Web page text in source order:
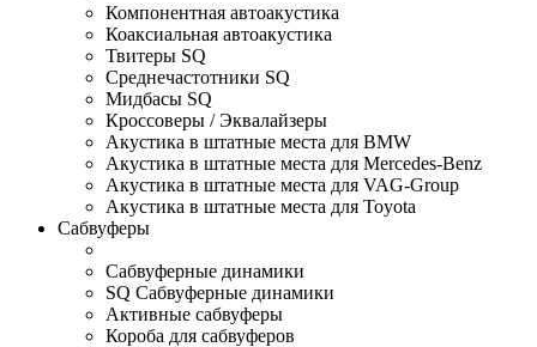
Компонентная автоакустика
Коаксиальная автоакустика
Твитеры SQ
Среднечастотники SQ
Мидбасы SQ
Кроссоверы / Эквалайзеры
Акустика в штатные места для BMW
Акустика в штатные места для Mercedes-Benz
Акустика в штатные места для VAG-Group
Акустика в штатные места для Toyota
Сабвуферы
Сабвуферные динамики
SQ Сабвуферные динамики
Активные сабвуферы
Короба для сабвуферов